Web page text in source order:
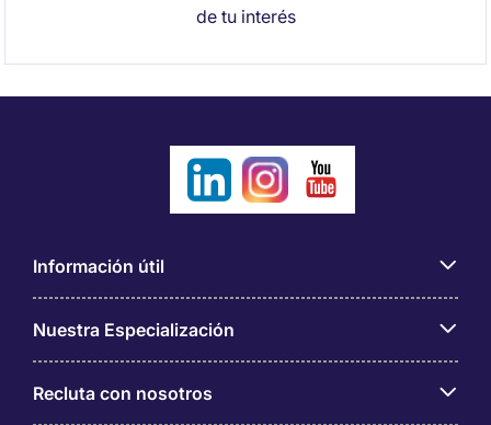
de tu interés
Información útil
Nuestra Especialización
Recluta con nosotros